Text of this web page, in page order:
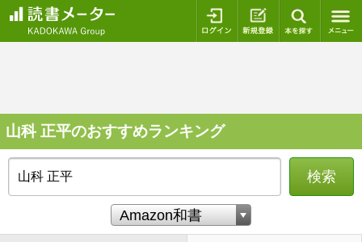
ログイン 新規登録
山科 正平のおすすめランキング
検索